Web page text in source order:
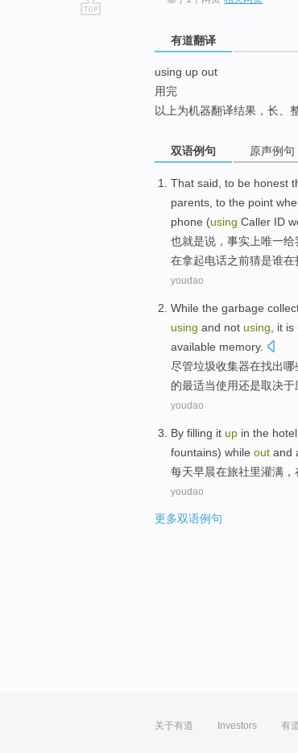
有道翻译
using up out
用完
以上为机器翻译结果，长、
双语例句 原声例句
That said, to be honest
parents, to the point
phone (using Caller ID
也就是说，事实上唯一
在拿起电话之前猜是谁在
youdao
While the garbage
using and not using it is
available memory.
尽管垃圾收集器在找出哪
的最适当使用还是取决于
youdao
By filling it up in the
fountains) while out and
每天早晨在旅社里灌满，
youdao
更多双语例句
关于有道 Investors 有